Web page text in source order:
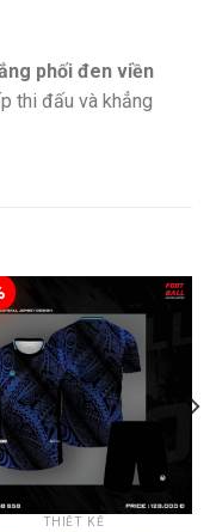
phối đen viền
thi đấu và khẳng
THIẾT KẾ